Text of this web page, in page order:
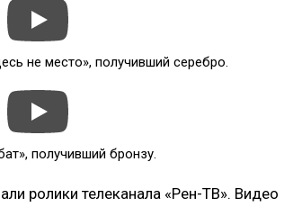
не место», получивший серебро.
получивший бронзу.
ролики телеканала «Рен-ТВ». Видео